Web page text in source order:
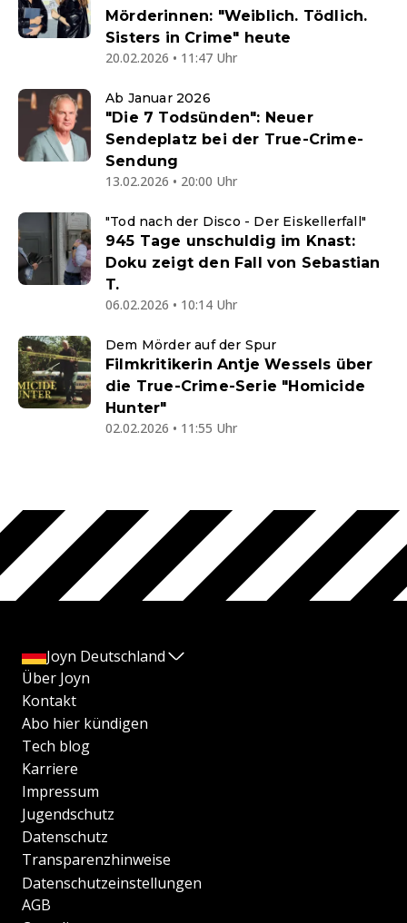
Mörderinnen: "Weiblich. Tödlich.
Sisters in Crime" heute
20.02.2026 • 11:47 Uhr
Ab Januar 2026
"Die 7 Todsünden": Neuer
Sendeplatz bei der True-Crime-
Sendung
13.02.2026 • 20:00 Uhr
"Tod nach der Disco - Der Eiskellerfall"
945 Tage unschuldig im Knast:
Doku zeigt den Fall von Sebastian
T.
06.02.2026 • 10:14 Uhr
Dem Mörder auf der Spur
Filmkritikerin Antje Wessels über
die True-Crime-Serie "Homicide
Hunter"
02.02.2026 • 11:55 Uhr
Joyn Deutschland
Über Joyn
Kontakt
Abo hier kündigen
Tech blog
Karriere
Impressum
Jugendschutz
Datenschutz
Transparenzhinweise
Datenschutzeinstellungen
AGB